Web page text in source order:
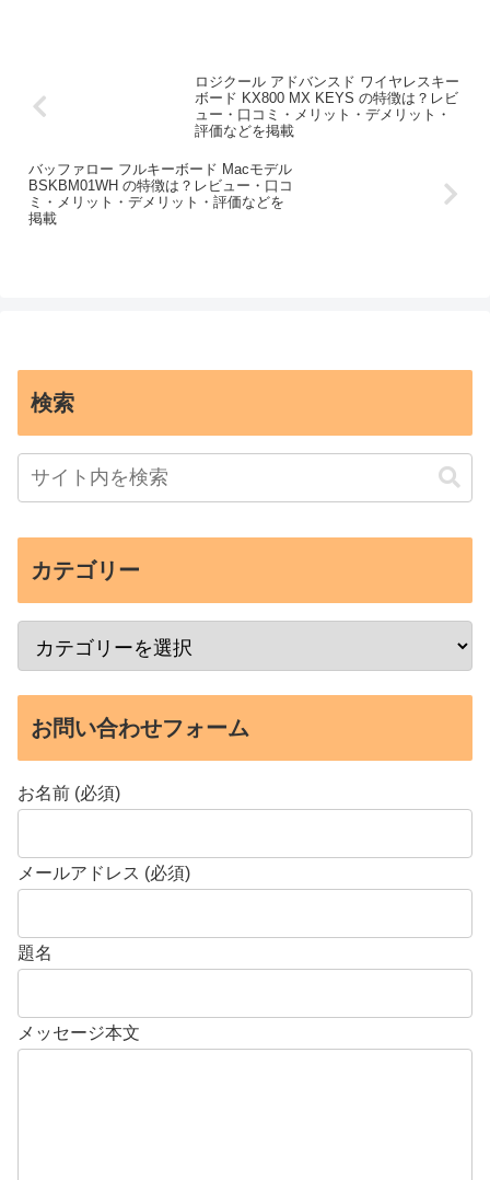
ロジクール アドバンスド ワイヤレスキー
ボード KX800 MX KEYS の特徴は？レビ
ュー・口コミ・メリット・デメリット・
評価などを掲載
バッファロー フルキーボード Macモデル
BSKBM01WH の特徴は？レビュー・口コ
ミ・メリット・デメリット・評価などを
掲載
検索
カテゴリー
お問い合わせフォーム
お名前 (必須)
メールアドレス (必須)
題名
メッセージ本文